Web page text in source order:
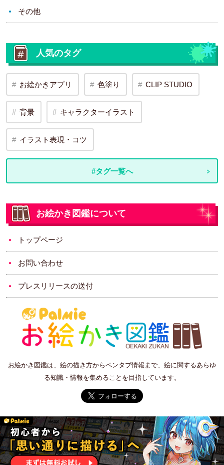
その他
人気のタグ
お絵かきアプリ 色塗り CLIP STUDIO
背景 キャラクターイラスト
イラスト表現・コツ
#タグ一覧へ
お絵かき図鑑について
トップページ
お問い合わせ
プレスリリースの送付
お絵かき図鑑は、絵の描き方からペンタブ情報まで、絵に関するあらゆ
る知識・情報を集めることを目指しています。